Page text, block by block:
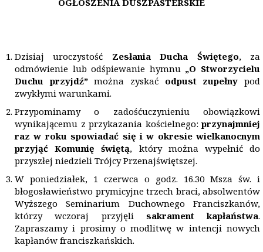
OGŁOSZENIA DUSZPASTERSKIE
Dzisiaj uroczystość Zesłania Ducha Świętego, za
odmówienie lub odśpiewanie hymnu „O Stworzycielu
Duchu przyjdź”można zyskać odpust zupełny pod
zwykłymi warunkami.
Przypominamy o zadośćuczynieniu obowiązkowi
wynikającemu z przykazania kościelnego:przynajmniej
raz w roku spowiadać się i w okresie wielkanocnym
przyjąć Komunię świętą, który można wypełnić do
przyszłej niedzieli Trójcy Przenajświętszej.
W poniedziałek, 1 czerwca o godz. 16.30 Msza św. i
błogosławieństwo prymicyjne trzech braci, absolwentów
Wyższego Seminarium Duchownego Franciszkanów,
którzy wczoraj przyjęli sakrament kapłaństwa.
Zapraszamy i prosimy o modlitwę w intencji nowych
kapłanów franciszkańskich.